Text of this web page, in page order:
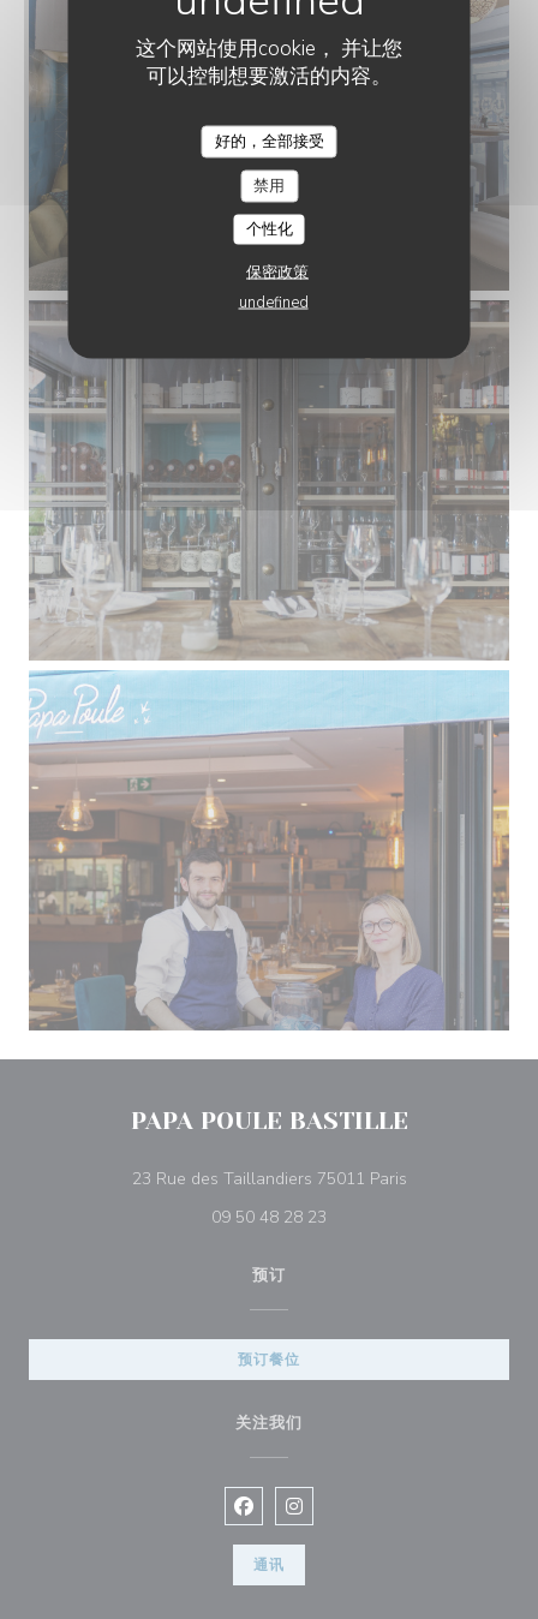
这个网站使用cookie， 并让您
可以控制想要激活的内容。
好的，全部接受
禁用
个性化
保密政策
undefined
PAPA POULE BASTILLE
23 Rue des Taillandiers 75011 Paris((在新窗口中打开
09 50 48 28 23
预订
预订餐位
关注我们
Facebook ((在新窗口中打开))
Instagram ((在新窗口中打开))
通讯